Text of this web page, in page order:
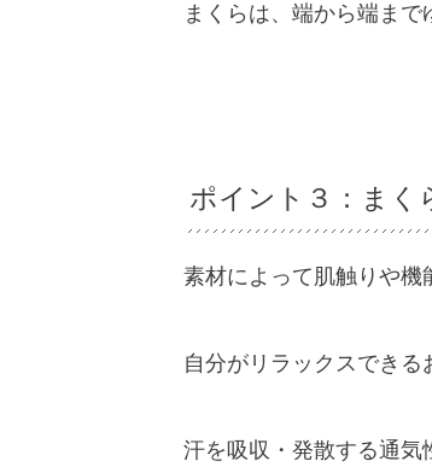
まくらは、端から端まで
ポイント３：まく
素材によって肌触りや機
自分がリラックスできる
汗を吸収・発散する通気